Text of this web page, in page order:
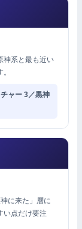
神系と最も近い
ャー 3／黒神
に来た」層に
い点だけ要注